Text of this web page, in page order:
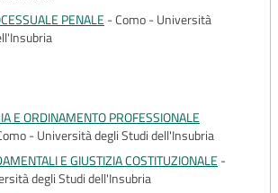
PENALE -Como - Università
E ORDINAMENTO PROFESSIONALE
- Università degli Studi dell'Insubria
E GIUSTIZIA COSTITUZIONALE -
degli Studi dell'Insubria